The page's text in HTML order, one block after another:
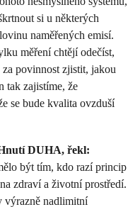
si u některých
naměřených emisí.
měření chtějí odečíst,
povinnost zjistit, jakou
tak zajistíme, že
se bude kvalita ovzduší
DUHA, řekl:
být tím, kdo razí princip
zdraví a životní prostředí.
výrazně nadlimitní